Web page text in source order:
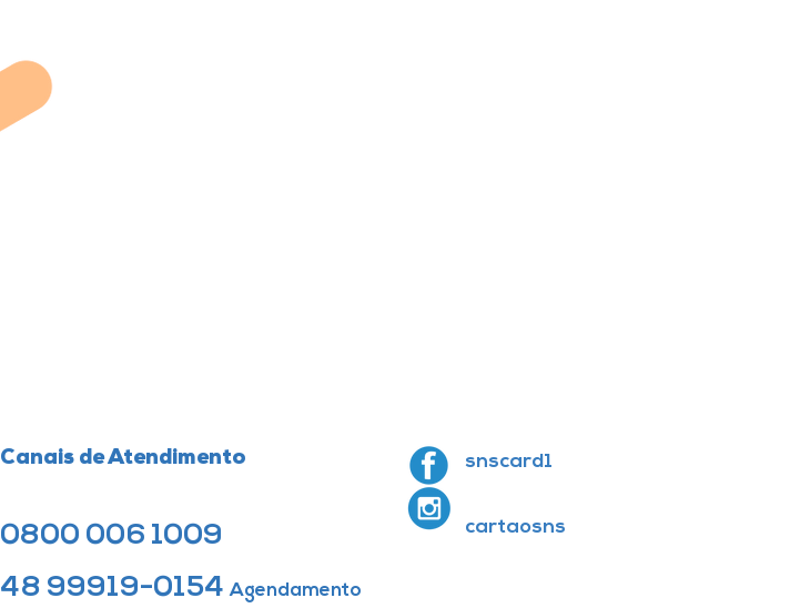
Canais de Atendimento
0800 006 1009
48 99919-0154Agendamento
snscard1
cartaosns